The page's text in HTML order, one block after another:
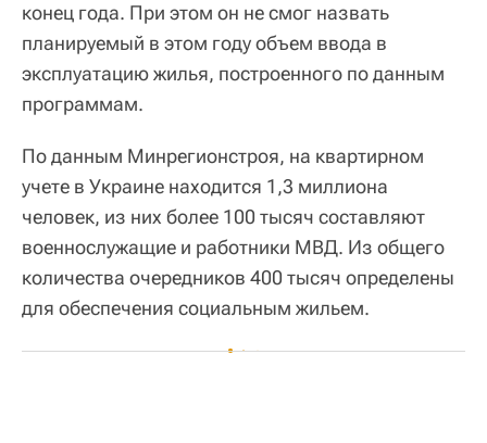
конец года. При этом он не смог назвать
планируемый в этом году объем ввода в
эксплуатацию жилья, построенного по данным
программам.
По данным Минрегионстроя, на квартирном
учете в Украине находится 1,3 миллиона
человек, из них более 100 тысяч составляют
военнослужащие и работники МВД. Из общего
количества очередников 400 тысяч определены
для обеспечения социальным жильем.